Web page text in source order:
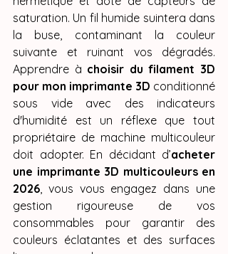
saturation. Un fil humide suintera dans
la buse, contaminant la couleur
suivante et ruinant vos dégradés.
Apprendre à choisir du filament 3D
pour mon imprimante 3D conditionné
sous vide avec des indicateurs
d'humidité est un réflexe que tout
propriétaire de machine multicouleur
doit adopter. En décidant d’acheter
une imprimante 3D multicouleurs en
2026 , vous vous engagez dans une
gestion rigoureuse de vos
consommables pour garantir des
couleurs éclatantes et des surfaces